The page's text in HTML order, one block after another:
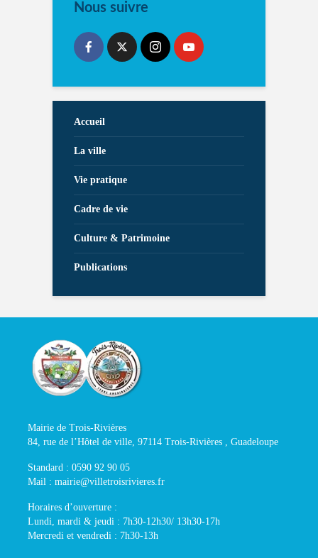
Nous suivre
Accueil
La ville
Vie pratique
Cadre de vie
Culture & Patrimoine
Publications
Mairie de Trois-Rivières
84, rue de l’Hôtel de ville, 97114 Trois-Rivières , Guadeloupe
Standard : 0590 92 90 05
Mail : mairie@villetroisrivieres.fr
Horaires d’ouverture :
Lundi, mardi & jeudi : 7h30-12h30/ 13h30-17h
Mercredi et vendredi : 7h30-13h